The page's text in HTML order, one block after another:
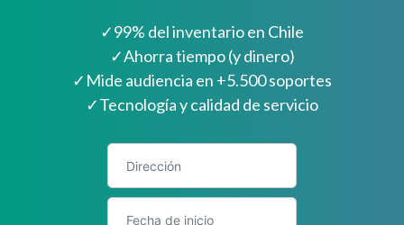
✓99% del inventario en Chile
✓Ahorra tiempo (y dinero)
✓ Mide audiencia en +5.500 soportes
✓Tecnología y calidad de servicio